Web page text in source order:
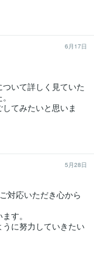
6月17日
いて詳しく見ていた
てみたいと思いま
5月28日
対応いただき心から
す。
に努力していきたい